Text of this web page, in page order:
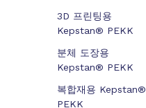
3D 프린팅용
Kepstan® PEKK
분체 도장용
Kepstan® PEKK
복합재용 Kepstan®
PEKK